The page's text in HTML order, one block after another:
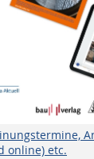
online) etc.